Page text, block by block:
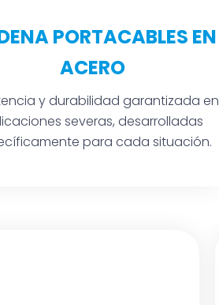
PORTACABLES EN
ACERO
y durabilidad garantizada en
severas, desarrolladas
para cada situación.